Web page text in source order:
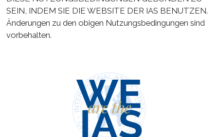
SEIN, INDEM SIE DIE WEBSITE DER IAS BENUTZEN.
Änderungen zu den obigen Nutzungsbedingungen sind
vorbehalten.